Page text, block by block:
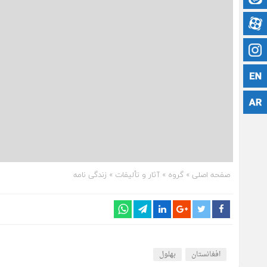
صفحه اصلی » گروه » آثار و تألیفات » زندگی نامه
افغانستان بهلول